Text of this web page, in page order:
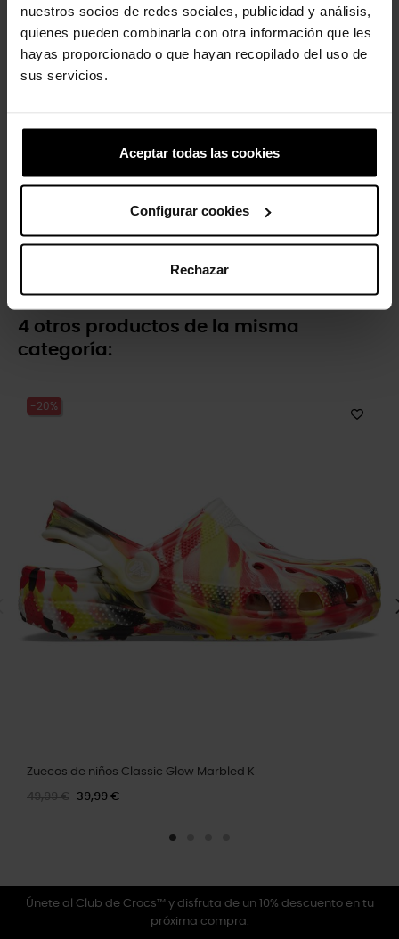
nuestros socios de redes sociales, publicidad y análisis,
quienes pueden combinarla con otra información que les
hayas proporcionado o que hayan recopilado del uso de
sus servicios.
Aceptar todas las cookies
Configurar cookies
Rechazar
-20% -20%
4 otros productos de la misma
categoría:
-20%
Zuecos de niños Classic Glow Marbled K
49,99 € 39,99 €
Únete al Club de Crocs™ y disfruta de un 10% descuento en tu
próxima compra.